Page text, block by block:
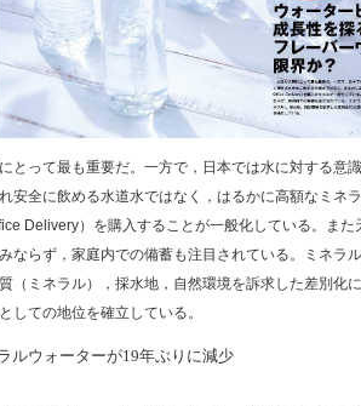
とって最も重要だ。一方で，日本では水に対する意
安全に飲める水道水ではなく，はるかに高額なミネ
Delivery）を購入することが一般化している。ま
ならず，家庭内での備蓄も注目されている。ミネラ
（ミネラル），採水地，自然環境を訴求した差別化
しての地位を確立している。
ルウォーターが19年ぶりに減少